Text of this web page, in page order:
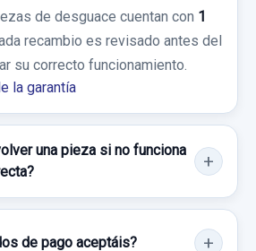
IZQUIERDO 25937971
IZQUIERDO
por whatsappDISCO FRENO TRASERO usado.
2.0 VCDI LT
no incluidos.
de desguace cuentan con 1
recambio es revisado antes del
su correcto funcionamiento.
la garantía
una pieza si no funciona
de pago aceptáis?